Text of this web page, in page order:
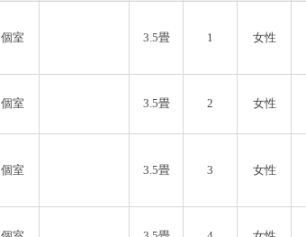
個室 3.5畳 1 女性
個室 3.5畳 2 女性
個室 3.5畳 3 女性